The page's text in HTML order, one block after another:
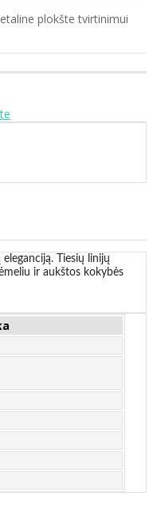
plokšte tvirtinimui
Tiesių linijų
ir aukštos kokybės